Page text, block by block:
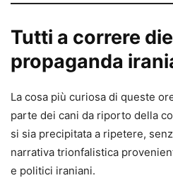
Tutti a correre
propaganda
La cosa più curiosa di queste
parte dei cani da riporto della
si sia precipitata a ripetere,
narrativa trionfalistica
e politici iraniani.